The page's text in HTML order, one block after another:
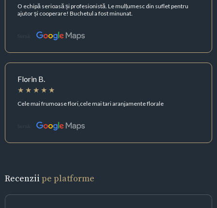
O echipă serioasă și profesionistă. Le mulțumesc din suflet pentru
ajutor și cooperare! Buchetul a fost minunat.
Sursă:
Florin B.
Cele mai frumoase flori,cele mai tari aranjamente florale
Sursă:
Recenzii pe platforme